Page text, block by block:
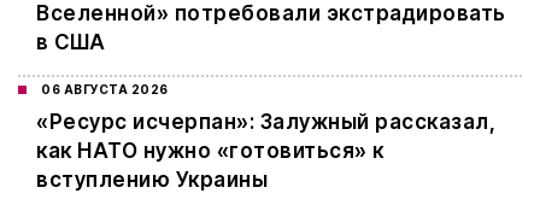
Вселенной» потребовали экстрадировать
в США
06 АВГУСТА 2026
«Ресурс исчерпан»: Залужный рассказал,
как НАТО нужно «готовиться» к
вступлению Украины